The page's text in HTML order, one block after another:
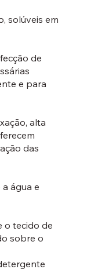
solúveis em
de
e para
alta
das
água e
o tecido de
sobre o